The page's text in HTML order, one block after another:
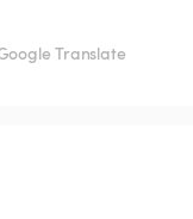
Translate